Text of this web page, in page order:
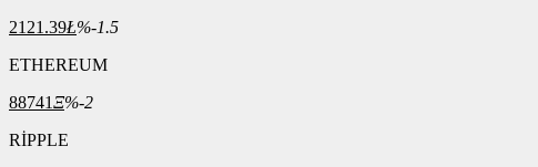
2121.39Ł%-1.5
ETHEREUM
88741Ξ%-2
RİPPLE